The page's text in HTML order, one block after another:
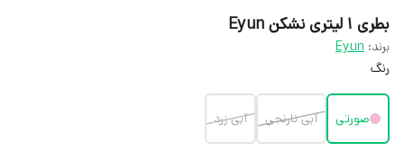
بطری 1 لیتری نشکن Eyun
برند: Eyun
رنگ
صورتی آبی نارنجی آبی زرد